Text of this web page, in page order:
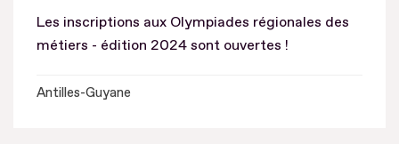
Les inscriptions aux Olympiades régionales des
métiers - édition 2024 sont ouvertes !
Antilles-Guyane